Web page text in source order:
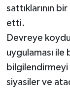
sattıklarının
etti.
Devreye
uygulaması ile
bilgilendirmeyi
siyasiler ve